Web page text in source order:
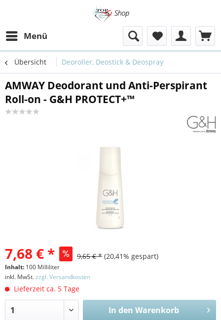
Menü
Übersicht Deoroller, Deostick & Deospray
AMWAY Deodorant und Anti-Perspirant
Roll-on - G&H PROTECT+™
7,68 € * 9,65 € * (20,41% gespart)
Inhalt: 100 Milliliter
inkl. MwSt.zzgl. Versandkosten
Lieferzeit ca. 5 Tage
In den Warenkorb